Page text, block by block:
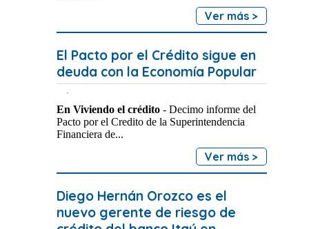
Ver más >
El Pacto por el Crédito sigue en
deuda con la Economía Popular
En Viviendo el crédito - Decimo informe del
Pacto por el Credito de la Superintendencia
Financiera de...
Ver más >
Diego Hernán Orozco es el
nuevo gerente de riesgo de